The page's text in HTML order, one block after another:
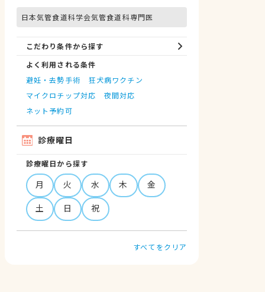
日本気管食道科学会気管食道科専門医
こだわり条件から探す
よく利用される条件
避妊・去勢手術
狂犬病ワクチン
マイクロチップ対応
夜間対応
ネット予約可
診療曜日
診療曜日から探す
月 火 水 木
金
土
日 祝
すべてをクリア